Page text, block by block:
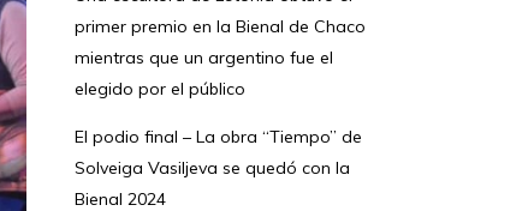
primer premio en la Bienal de Chaco
mientras que un argentino fue el
elegido por el público
El podio final – La obra “Tiempo” de
Solveiga Vasiljeva se quedó con la
Bienal 2024